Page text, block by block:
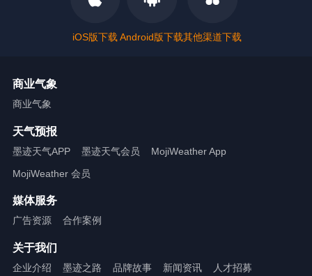
iOS版下载 Android版下载其他渠道下载
商业气象
商业气象
天气预报
墨迹天气APP 墨迹天气会员
MojiWeather App
MojiWeather 会员
媒体服务
广告资源 合作案例
关于我们
企业介绍 墨迹之路 品牌故事 新闻资讯 人才招募